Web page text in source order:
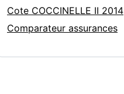
Cote COCCINELLE II 2014
Comparateur assurances